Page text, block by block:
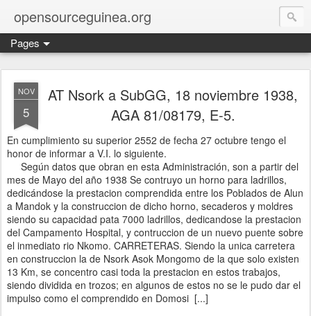
opensourceguinea.org
Pages
NOV
5
AT Nsork a SubGG, 18 noviembre 1938,
AGA 81/08179, E-5.
En cumplimiento su superior 2552 de fecha 27 octubre tengo el
honor de informar a V.I. lo siguiente.
Según datos que obran en esta Administración, son a partir del
mes de Mayo del año 1938 Se contruyo un horno para ladrillos,
dedicándose la prestacion comprendida entre los Poblados de Alun
a Mandok y la construccion de dicho horno, secaderos y moldres
siendo su capacidad pata 7000 ladrillos, dedicandose la prestacion
del Campamento Hospital, y contruccion de un nuevo puente sobre
el inmediato rio Nkomo. CARRETERAS. Siendo la unica carretera
en construccion la de Nsork Asok Mongomo de la que solo existen
13 Km, se concentro casi toda la prestacion en estos trabajos,
siendo dividida en trozos; en algunos de estos no se le pudo dar el
impulso como el comprendido en Domosi [...]